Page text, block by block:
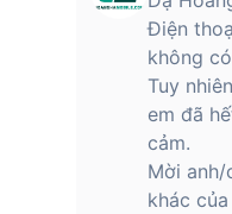
Điện
không
Tuy
em đã
cảm.
Mời anh/
khác